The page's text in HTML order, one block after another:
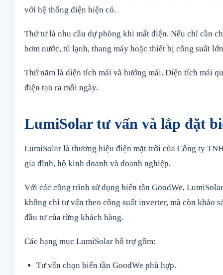
với hệ thống điện hiện có.
Thứ tư là nhu cầu dự phòng khi mất điện. Nếu chỉ cần
bơm nước, tủ lạnh, thang máy hoặc thiết bị công suất
Thứ năm là diện tích mái và hướng mái. Diện tích mái
điện tạo ra mỗi ngày.
LumiSolar tư vấn và lắp đặt
LumiSolar là thương hiệu điện mặt trời của Công ty
gia đình, hộ kinh doanh và doanh nghiệp.
Với các công trình sử dụng biến tần GoodWe,
không chỉ tư vấn theo công suất inverter, mà còn khảo
đầu tư của từng khách hàng.
Các hạng mục LumiSolar hỗ trợ gồm:
Tư vấn chọn biến tần GoodWe phù hợp.